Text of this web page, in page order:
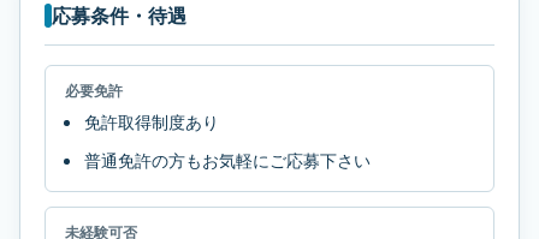
応募条件・待遇
必要免許
免許取得制度あり
普通免許の方もお気軽にご応募下さい
未経験可否